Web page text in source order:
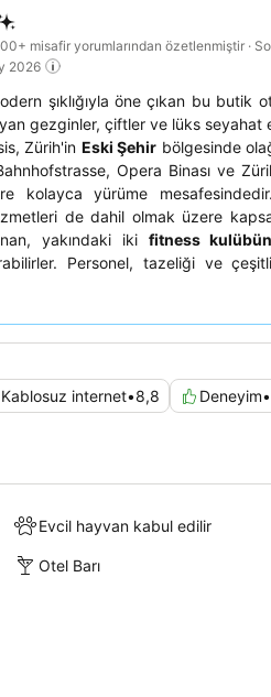
misafir yorumlarından özetlenmiştir ·
2026
şıklığıyla öne çıkan bu butik
gezginler, çiftler ve lüks seyahat
Zürih'in Eski Şehir bölgesinde
Opera Binası ve
kolayca yürüme
de dahil olmak üzere
yakındaki iki fitness
Personel, tazeliği ve
sürekli övgü almaktadır.
Kablosuz internet•8,8 Deneyim•
Evcil hayvan kabul edilir
Otel Barı